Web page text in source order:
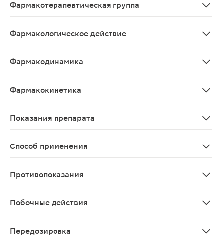
Фармакотерапевтическая группа
Фармакологическое действие
Фармакодинамика
Фармакокинетика
Показания препарата
Способ применения
Противопоказания
Побочные действия
Передозировка